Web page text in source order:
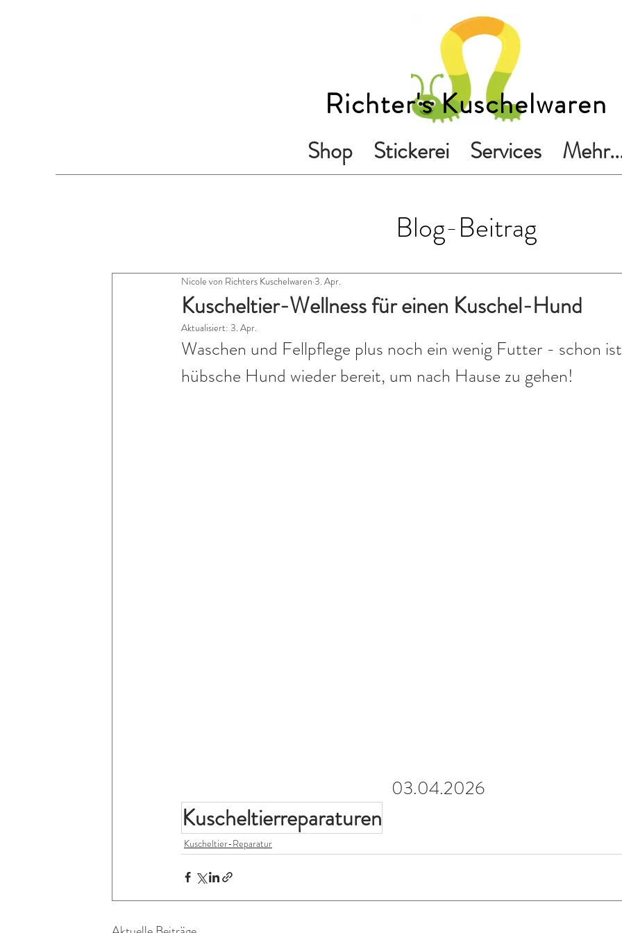
Richter's Kuschelwaren
Shop Stickerei Services
Blog-Beitrag
Kuscheltier-Wellness für einen Kuschel-Hund
Nicole von Richters Kuschelwaren 3. Apr.
Aktualisiert: 3. Apr.
Waschen und Fellpflege plus noch ein wenig Futter - schon
hübsche Hund wieder bereit, um nach Hause zu gehen!
03.04.2026
Kuscheltierreparaturen
Kuscheltier-Reparatur